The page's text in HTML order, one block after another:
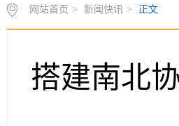
网站首页 > 新闻快讯 > 正文
搭建南北